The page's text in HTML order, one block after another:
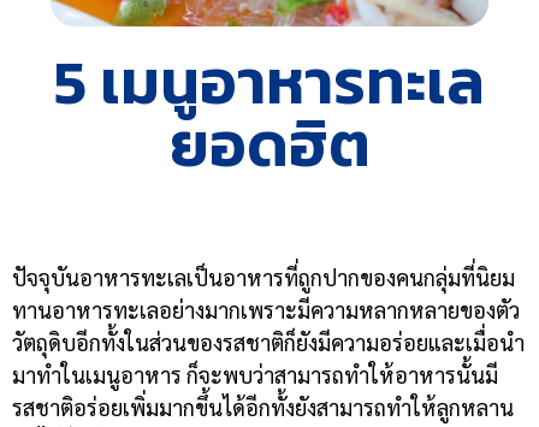
5 เมนูอาหารทะเล
ยอดฮิต
ปัจจุบันอาหารทะเลเป็นอาหารที่ถูกปากของคนกลุ่มที่นิยม
ทานอาหารทะเลอย่างมากเพราะมีความหลากหลายของตัว
วัตถุดิบอีกทั้งในส่วนของรสชาติก็ยังมีความอร่อยและเมื่อนำ
มาทำในเมนูอาหาร ก็จะพบว่าสามารถทำให้อาหารนั้นมี
รสชาติอร่อยเพิ่มมากขึ้นได้อีกทั้งยังสามารถทำให้ลูกหลาน